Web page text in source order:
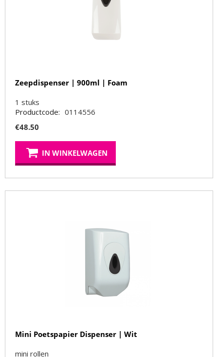
Zeepdispenser | 900ml | Foam
1 stuks
Productcode: 0114556
€48.50
IN WINKELWAGEN
Mini Poetspapier Dispenser | Wit
mini rollen